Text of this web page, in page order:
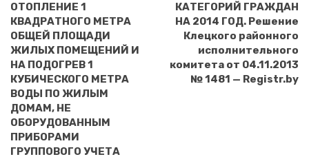
ОТОПЛЕНИЕ 1
КВАДРАТНОГО МЕТРА
ОБЩЕЙ ПЛОЩАДИ
ЖИЛЫХ ПОМЕЩЕНИЙ И
НА ПОДОГРЕВ 1
КУБИЧЕСКОГО МЕТРА
ВОДЫ ПО ЖИЛЫМ
ДОМАМ, НЕ
ОБОРУДОВАННЫМ
ПРИБОРАМИ
ГРУППОВОГО УЧЕТА
КАТЕГОРИЙ ГРАЖДАН
НА 2014 ГОД. Решение
Клецкого районного
исполнительного
комитета от 04.11.2013
№ 1481 — Registr.by